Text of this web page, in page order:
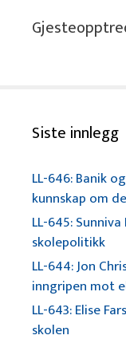
Siste innlegg
LL-646: Banik
kunnskap om
LL-645:
skolepolitikk
LL-644: Jon
inngripen mot
LL-643: Elise
skolen